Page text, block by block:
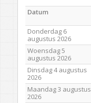
Datum
Donderdag 6
augustus 2026
Woensdag 5
augustus 2026
Dinsdag 4 augustus
2026
Maandag 3 augustus
2026